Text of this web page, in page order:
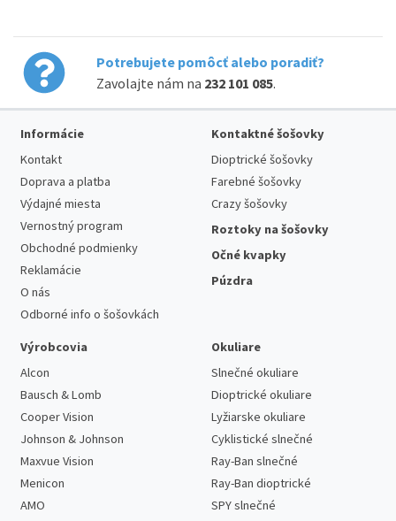
Potrebujete pomôcť alebo poradiť?
Zavolajte nám na 232 101 085.
Informácie
Kontakt
Doprava a platba
Výdajné miesta
Vernostný program
Obchodné podmienky
Reklamácie
O nás
Odborné info o šošovkách
Kontaktné šošovky
Dioptrické šošovky
Farebné šošovky
Crazy šošovky
Roztoky na šošovky
Očné kvapky
Púzdra
Výrobcovia
Alcon
Bausch & Lomb
Cooper Vision
Johnson & Johnson
Maxvue Vision
Menicon
AMO
Okuliare
Slnečné okuliare
Dioptrické okuliare
Lyžiarske okuliare
Cyklistické slnečné
Ray-Ban slnečné
Ray-Ban dioptrické
SPY slnečné